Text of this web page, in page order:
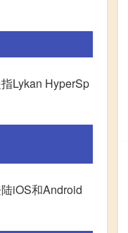
Lykan HyperSp
iOS和Android